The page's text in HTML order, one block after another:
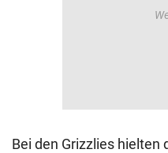
Bei den Grizzlies hielten